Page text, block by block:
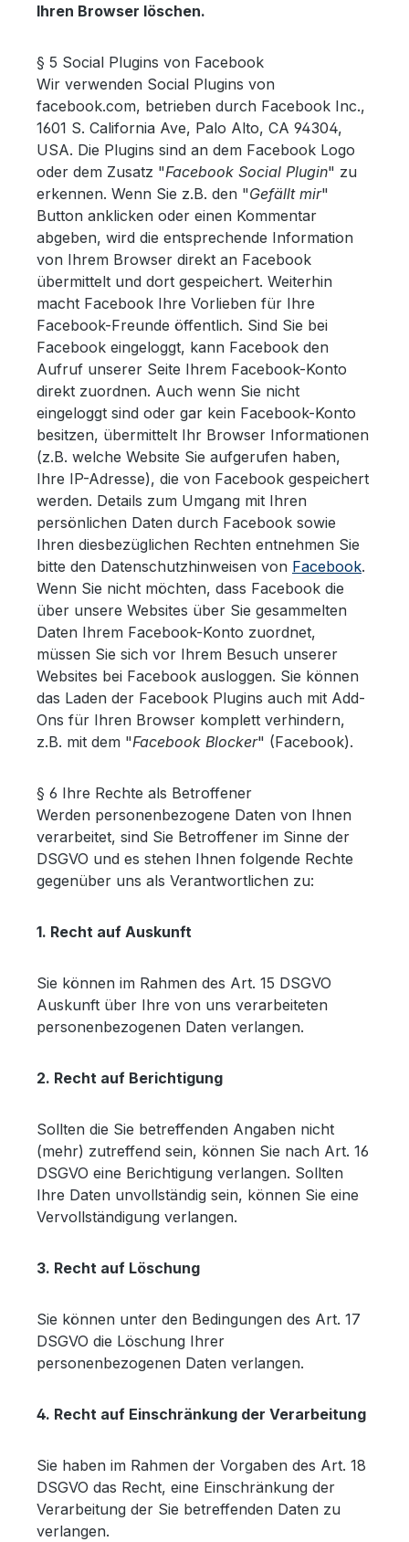
Ihren Browser löschen.
§ 5 Social Plugins von Facebook
Wir verwenden Social Plugins von
facebook.com, betrieben durch Facebook Inc.,
1601 S. California Ave, Palo Alto, CA 94304,
USA. Die Plugins sind an dem Facebook Logo
oder dem Zusatz "Facebook Social Plugin" zu
erkennen. Wenn Sie z.B. den "Gefällt mir"
Button anklicken oder einen Kommentar
abgeben, wird die entsprechende Information
von Ihrem Browser direkt an Facebook
übermittelt und dort gespeichert. Weiterhin
macht Facebook Ihre Vorlieben für Ihre
Facebook-Freunde öffentlich. Sind Sie bei
Facebook eingeloggt, kann Facebook den
Aufruf unserer Seite Ihrem Facebook-Konto
direkt zuordnen. Auch wenn Sie nicht
eingeloggt sind oder gar kein Facebook-Konto
besitzen, übermittelt Ihr Browser Informationen
(z.B. welche Website Sie aufgerufen haben,
Ihre IP-Adresse), die von Facebook gespeichert
werden. Details zum Umgang mit Ihren
persönlichen Daten durch Facebook sowie
Ihren diesbezüglichen Rechten entnehmen Sie
bitte den Datenschutzhinweisen von Facebook.
Wenn Sie nicht möchten, dass Facebook die
über unsere Websites über Sie gesammelten
Daten Ihrem Facebook-Konto zuordnet,
müssen Sie sich vor Ihrem Besuch unserer
Websites bei Facebook ausloggen. Sie können
das Laden der Facebook Plugins auch mit Add-
Ons für Ihren Browser komplett verhindern,
z.B. mit dem "Facebook Blocker" (Facebook).
§ 6 Ihre Rechte als Betroffener
Werden personenbezogene Daten von Ihnen
verarbeitet, sind Sie Betroffener im Sinne der
DSGVO und es stehen Ihnen folgende Rechte
gegenüber uns als Verantwortlichen zu:
1. Recht auf Auskunft
Sie können im Rahmen des Art. 15 DSGVO
Auskunft über Ihre von uns verarbeiteten
personenbezogenen Daten verlangen.
2. Recht auf Berichtigung
Sollten die Sie betreffenden Angaben nicht
(mehr) zutreffend sein, können Sie nach Art. 16
DSGVO eine Berichtigung verlangen. Sollten
Ihre Daten unvollständig sein, können Sie eine
Vervollständigung verlangen.
3. Recht auf Löschung
Sie können unter den Bedingungen des Art. 17
DSGVO die Löschung Ihrer
personenbezogenen Daten verlangen.
4. Recht auf Einschränkung der Verarbeitung
Sie haben im Rahmen der Vorgaben des Art. 18
DSGVO das Recht, eine Einschränkung der
Verarbeitung der Sie betreffenden Daten zu
verlangen.